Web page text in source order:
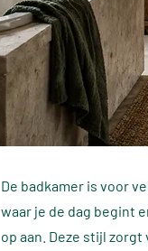
De badkamer is voor
waar je de dag begint
op aan. Deze stijl